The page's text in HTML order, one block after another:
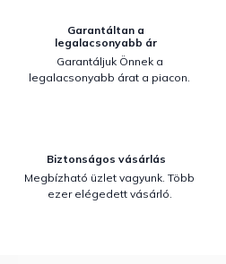
Garantáltan a
legalacsonyabb ár
Garantáljuk Önnek a
legalacsonyabb árat a piacon.
Biztonságos vásárlás
Megbízható üzlet vagyunk. Több
ezer elégedett vásárló.